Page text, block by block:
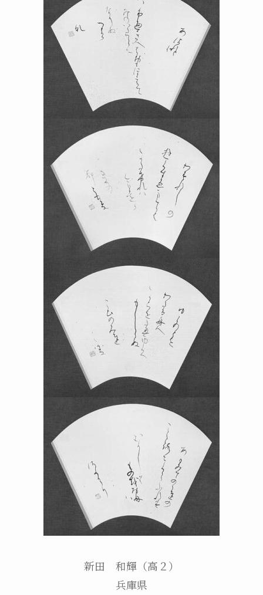
新田 和輝（高２）
兵庫県